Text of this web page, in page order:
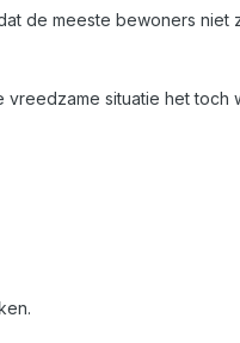
de meeste bewoners niet
situatie het toch